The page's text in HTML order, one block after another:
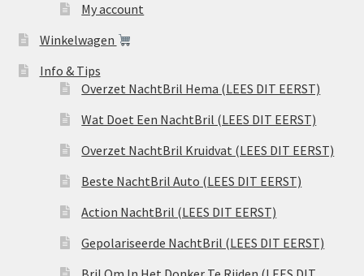
My account
Winkelwagen
Info & Tips
Overzet NachtBril Hema (LEES DIT EERST)
Wat Doet Een NachtBril (LEES DIT EERST)
Overzet NachtBril Kruidvat (LEES DIT EERST)
Beste NachtBril Auto (LEES DIT EERST)
Action NachtBril (LEES DIT EERST)
Gepolariseerde NachtBril (LEES DIT EERST)